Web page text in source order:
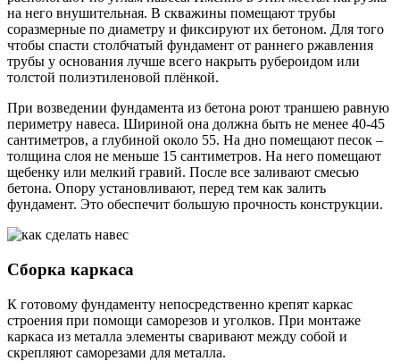
на него внушительная. В скважины помещают трубы
соразмерные по диаметру и фиксируют их бетоном. Для того
чтобы спасти столбчатый фундамент от раннего ржавления
трубы у основания лучше всего накрыть рубероидом или
толстой полиэтиленовой плёнкой.
При возведении фундамента из бетона роют траншею равную
периметру навеса. Шириной она должна быть не менее 40-45
сантиметров, а глубиной около 55. На дно помещают песок –
толщина слоя не меньше 15 сантиметров. На него помещают
щебенку или мелкий гравий. После все заливают смесью
бетона. Опору установливают, перед тем как залить
фундамент. Это обеспечит большую прочность конструкции.
Сборка каркаса
К готовому фундаменту непосредственно крепят каркас
строения при помощи саморезов и уголков. При монтаже
каркаса из металла элементы сваривают между собой и
скрепляют саморезами для металла.